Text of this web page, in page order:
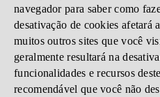
navegador para saber como
desativação de cookies afetará
muitos outros sites que você
geralmente resultará na
funcionalidades e recursos
recomendável que você não